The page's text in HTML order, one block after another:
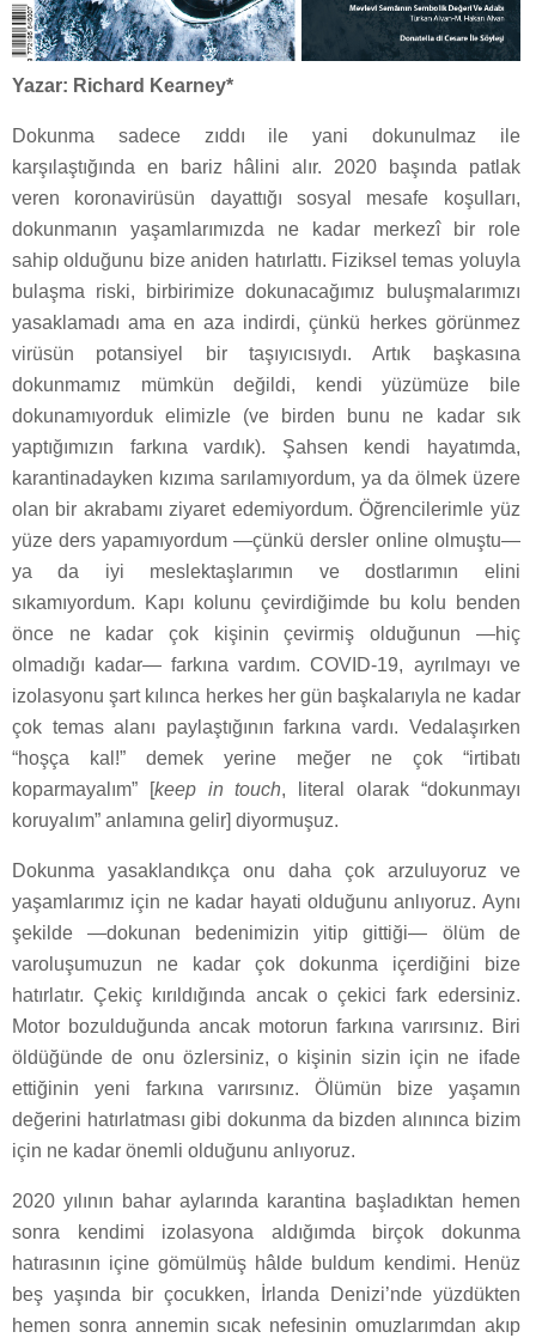
Yazar: Richard Kearney*
Dokunma sadece zıddı ile yani dokunulmaz ile
karşılaştığında en bariz hâlini alır. 2020 başında patlak
veren koronavirüsün dayattığı sosyal mesafe koşulları,
dokunmanın yaşamlarımızda ne kadar merkezî bir role
sahip olduğunu bize aniden hatırlattı. Fiziksel temas yoluyla
bulaşma riski, birbirimize dokunacağımız buluşmalarımızı
yasaklamadı ama en aza indirdi, çünkü herkes görünmez
virüsün potansiyel bir taşıyıcısıydı. Artık başkasına
dokunmamız mümkün değildi, kendi yüzümüze bile
dokunamıyorduk elimizle (ve birden bunu ne kadar sık
yaptığımızın farkına vardık). Şahsen kendi hayatımda,
karantinadayken kızıma sarılamıyordum, ya da ölmek üzere
olan bir akrabamı ziyaret edemiyordum. Öğrencilerimle yüz
yüze ders yapamıyordum —çünkü dersler online olmuştu—
ya da iyi meslektaşlarımın ve dostlarımın elini
sıkamıyordum. Kapı kolunu çevirdiğimde bu kolu benden
önce ne kadar çok kişinin çevirmiş olduğunun —hiç
olmadığı kadar— farkına vardım. COVID-19, ayrılmayı ve
izolasyonu şart kılınca herkes her gün başkalarıyla ne kadar
çok temas alanı paylaştığının farkına vardı. Vedalaşırken
“hoşça kal!” demek yerine meğer ne çok “irtibatı
koparmayalım” [keep in touch, literal olarak “dokunmayı
koruyalım” anlamına gelir] diyormuşuz.
Dokunma yasaklandıkça onu daha çok arzuluyoruz ve
yaşamlarımız için ne kadar hayati olduğunu anlıyoruz. Aynı
şekilde —dokunan bedenimizin yitip gittiği— ölüm de
varoluşumuzun ne kadar çok dokunma içerdiğini bize
hatırlatır. Çekiç kırıldığında ancak o çekici fark edersiniz.
Motor bozulduğunda ancak motorun farkına varırsınız. Biri
öldüğünde de onu özlersiniz, o kişinin sizin için ne ifade
ettiğinin yeni farkına varırsınız. Ölümün bize yaşamın
değerini hatırlatması gibi dokunma da bizden alınınca bizim
için ne kadar önemli olduğunu anlıyoruz.
2020 yılının bahar aylarında karantina başladıktan hemen
sonra kendimi izolasyona aldığımda birçok dokunma
hatırasının içine gömülmüş hâlde buldum kendimi. Henüz
beş yaşında bir çocukken, İrlanda Denizi’nde yüzdükten
hemen sonra annemin sıcak nefesinin omuzlarımdan akıp